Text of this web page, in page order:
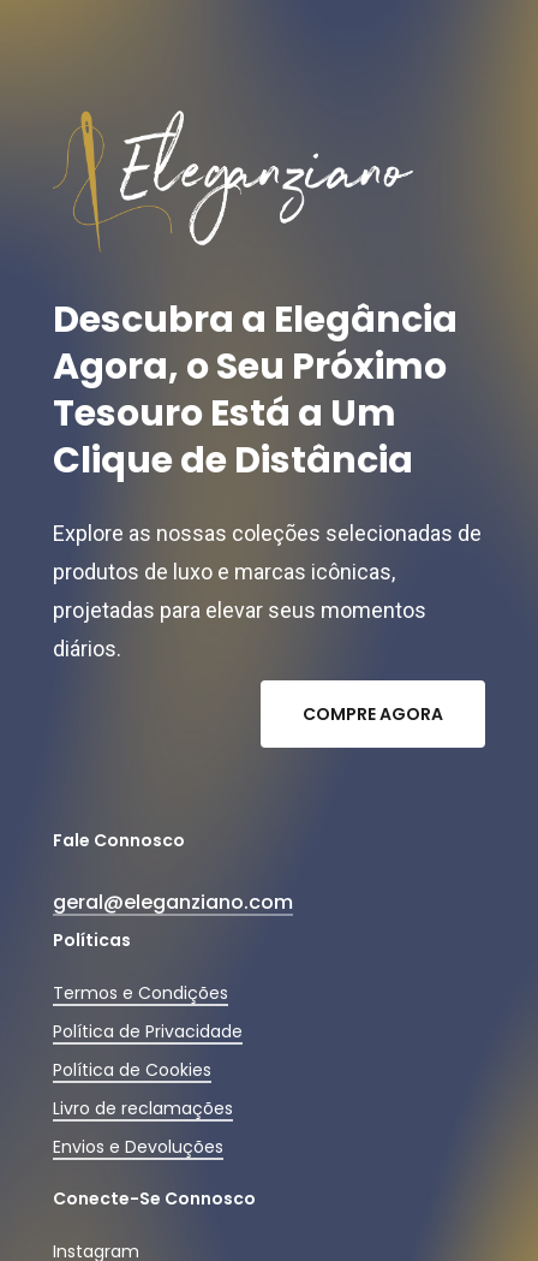
may
be
chosen
product
page
page
Descubra a Elegância
Agora,oSeu Próximo
TesouroEstá a Um
CliquedeDistância
Explore as nossas coleções selecionadas de
produtos de luxo e marcas icônicas,
projetadas para elevar seus momentos
diários.
COMPREAGORA
Fale Connosco
geral@eleganziano.com
Políticas
Termos e Condições
Política de Privacidade
Política de Cookies
Livro de reclamações
Envios e Devoluções
Conecte-Se Connosco
Instagram